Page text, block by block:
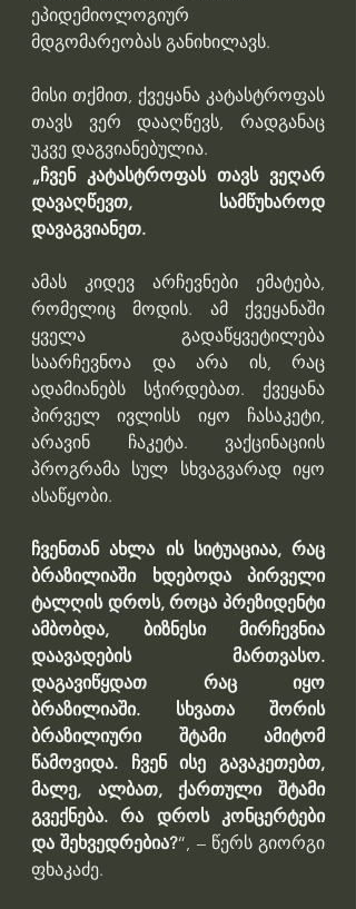
ეპიდემიოლოგიურ
მდგომარეობას განიხილავს.
მისი თქმით, ქვეყანა კატასტროფას
თავს ვერ დააღწევს, რადგანაც
უკვე დაგვიანებულია.
„ჩვენ კატასტროფას თავს ვეღარ
დავაღწევთ, სამწუხაროდ
დავაგვიანეთ.
ამას კიდევ არჩევნები ემატება,
რომელიც მოდის. ამ ქვეყანაში
ყველა გადაწყვეტილება
საარჩევნოა და არა ის, რაც
ადამიანებს სჭირდებათ. ქვეყანა
პირველ ივლისს იყო ჩასაკეტი,
არავინ ჩაკეტა. ვაქცინაციის
პროგრამა სულ სხვაგვარად იყო
ასაწყობი.
ჩვენთან ახლა ის სიტუაციაა, რაც
ბრაზილიაში ხდებოდა პირველი
ტალღის დროს, როცა პრეზიდენტი
ამბობდა, ბიზნესი მირჩევნია
დაავადების მართვასო.
დაგავიწყდათ რაც იყო
ბრაზილიაში. სხვათა შორის
ბრაზილიური შტამი ამიტომ
წამოვიდა. ჩვენ ისე გავაკეთებთ,
მალე, ალბათ, ქართული შტამი
გვექნება. რა დროს კონცერტები
და შეხვედრებია?“, – წერს გიორგი
ფხაკაძე.